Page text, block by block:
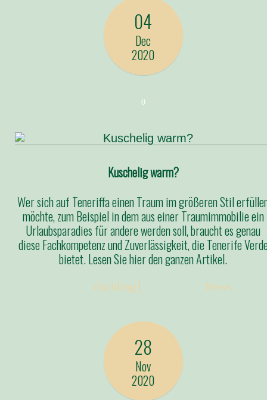
04
Dec
2020
0
Kuschelig warm?
Wer sich auf Teneriffa einen Traum im größeren Stil
möchte, zum Beispiel in dem aus einer Traumimmobilie ein
Urlaubsparadies für andere werden soll, braucht es genau
diese Fachkompetenz und Zuverlässigkeit, die Tenerife
bietet. Lesen Sie hier den ganzen Artikel.
duckling News
28
Nov
2020